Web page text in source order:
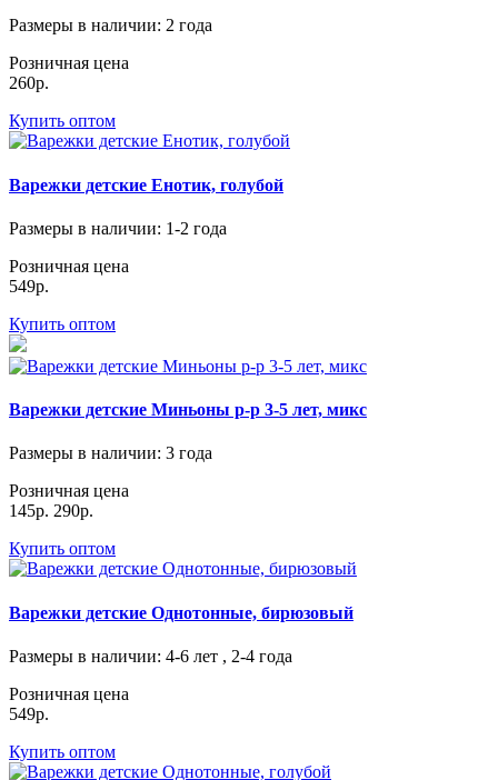
Размеры в наличии: 2 года
Розничная цена
260р.
Купить оптом
Варежки детские Енотик, голубой
Размеры в наличии: 1-2 года
Розничная цена
549р.
Купить оптом
Варежки детские Миньоны р-р 3-5 лет, микс
Размеры в наличии: 3 года
Розничная цена
145р. 290р.
Купить оптом
Варежки детские Однотонные, бирюзовый
Размеры в наличии: 4-6 лет , 2-4 года
Розничная цена
549р.
Купить оптом